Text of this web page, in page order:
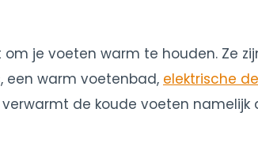
je voeten warm te houden. Ze
een warm voetenbad, elektrische
de koude voeten namelijk